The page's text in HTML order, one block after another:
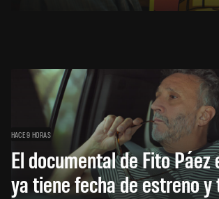
HACE 9 HORAS
El documental de Fito
ya tiene fecha de estreno